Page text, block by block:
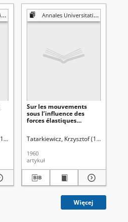
2011) Uniwersytet Marii Curie-
Annales Universitatis Mariae Curie-Skłodowska. Sectio A, Mathematica
Sur les mouvements
sous l’influence des
forces élastiques
Tatarkiewicz, Krzysztof (1923-2011)
1960
artykuł
Więcej